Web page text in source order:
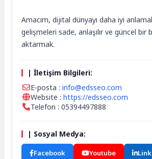
Amacım, dijital dünyayı daha iyi
gelişmeleri sade, anlaşılır ve güncel bir
aktarmak.
| İletişim Bilgileri:
E-posta :info@edsseo.com
Website :https://edsseo.com
Telefon : 05394497888
| Sosyal Medya:
Facebook Youtube